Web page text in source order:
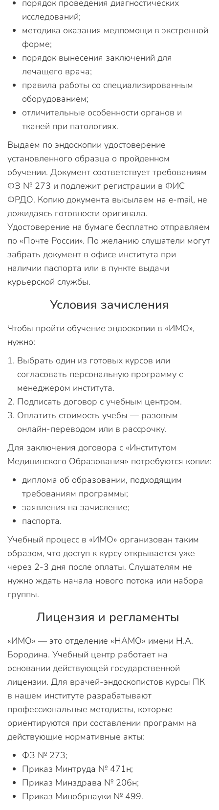
порядок проведения диагностических
исследований;
методика оказания медпомощи в экстренной
форме;
порядок вынесения заключений для
лечащего врача;
правила работы со специализированным
оборудованием;
отличительные особенности органов и
тканей при патологиях.
Выдаем по эндоскопии удостоверение
установленного образца о пройденном
обучении. Документ соответствует требованиям
ФЗ № 273 и подлежит регистрации в ФИС
ФРДО. Копию документа высылаем на e-mail, не
дожидаясь готовности оригинала.
Удостоверение на бумаге бесплатно отправляем
по «Почте России». По желанию слушатели могут
забрать документ в офисе института при
наличии паспорта или в пункте выдачи
курьерской службы.
Условия зачисления
Чтобы пройти обучение эндоскопии в «ИМО»,
нужно:
Выбрать один из готовых курсов или
согласовать персональную программу с
менеджером института.
Подписать договор с учебным центром.
Оплатить стоимость учебы — разовым
онлайн-переводом или в рассрочку.
Для заключения договора с «Институтом
Медицинского Образования» потребуются копии:
диплома об образовании, подходящим
требованиям программы;
заявления на зачисление;
паспорта.
Учебный процесс в «ИМО» организован таким
образом, что доступ к курсу открывается уже
через 2-3 дня после оплаты. Слушателям не
нужно ждать начала нового потока или набора
группы.
Лицензия и регламенты
«ИМО» — это отделение «НАМО» имени Н.А.
Бородина. Учебный центр работает на
основании действующей государственной
лицензии. Для врачей-эндоскопистов курсы ПК
в нашем институте разрабатывают
профессиональные методисты, которые
ориентируются при составлении программ на
действующие нормативные акты:
ФЗ № 273;
Приказ Минтруда № 471н;
Приказ Минздрава № 206н;
Приказ Минобрнауки № 499.